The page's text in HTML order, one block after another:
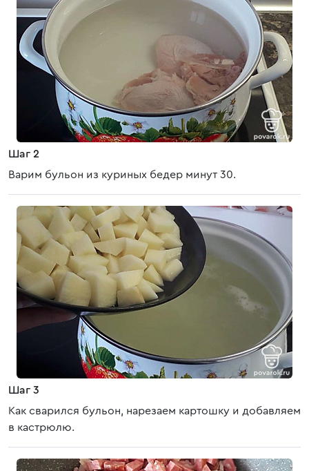
Шаг 2
Варим бульон из куриных бедер минут 30.
Шаг 3
Как сварился бульон, нарезаем картошку и добавляем
в кастрюлю.